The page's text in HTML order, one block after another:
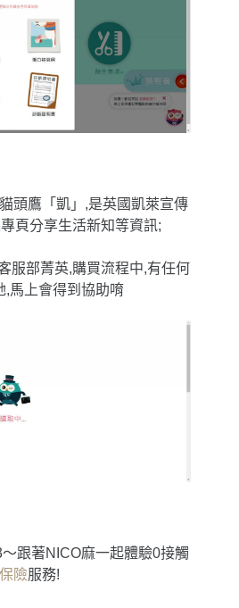
頭鷹「凱」,是英國凱萊宣傳
頁分享生活新知等資訊;
服部菁英,購買流程中,有任何
,馬上會得到協助唷
跟著NICO麻一起體驗0接觸
險服務!